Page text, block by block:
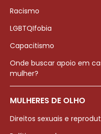
Racismo
LGBTQIfobia
Capacitismo
Onde buscar apoio em
mulher?
MULHERES DE OLHO
Direitos sexuais e